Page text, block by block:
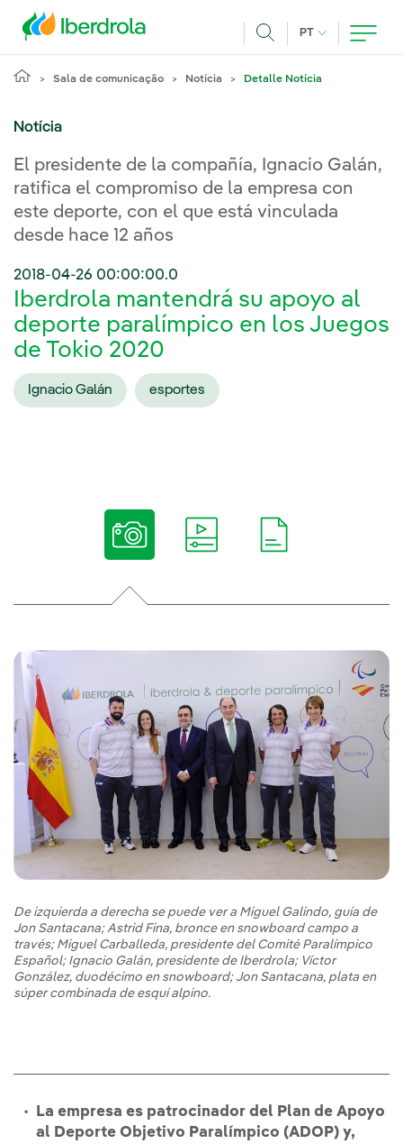
PT IDIOMA ATUAL,
Sala de comunicação Notícia Detalle Notícia
Notícia
El presidente de la compañía, Ignacio Galán,
ratifica el compromiso de la empresa con
este deporte, con el que está vinculada
desde hace 12 años
2018-04-26 00:00:00.0
Iberdrola mantendrá su apoyo al
deporte paralímpico en los Juegos
de Tokio 2020
Ignacio Galán esportes
De izquierda a derecha se puede ver a Miguel Galindo, guía de
Jon Santacana; Astrid Fina, bronce en snowboard campo a
través; Miguel Carballeda, presidente del Comité Paralímpico
Español; Ignacio Galán, presidente de Iberdrola; Víctor
González, duodécimo en snowboard; Jon Santacana, plata en
súper combinada de esquí alpino.
La empresa es patrocinador del Plan de Apoyo
al Deporte Objetivo Paralímpico (ADOP) y,